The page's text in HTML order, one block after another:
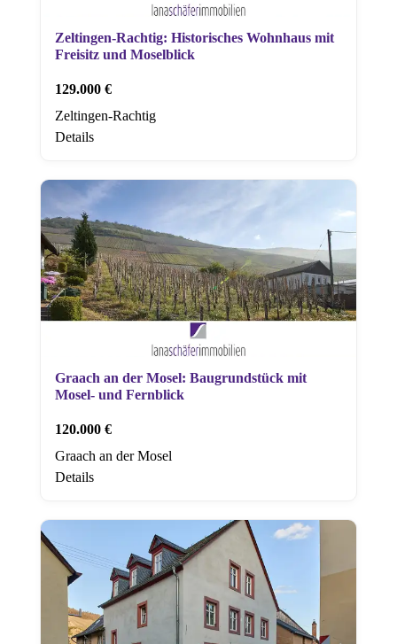
Zeltingen-Rachtig: Historisches Wohnhaus mit
Freisitz und Moselblick
129.000 €
Zeltingen-Rachtig
Details
Graach an der Mosel: Baugrundstück mit
Mosel- und Fernblick
120.000 €
Graach an der Mosel
Details